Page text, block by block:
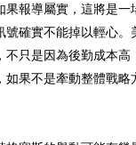
果報導屬實，這將是
號確實不能掉以輕心
不只是因為後勤成本
如果不是牽動整體戰